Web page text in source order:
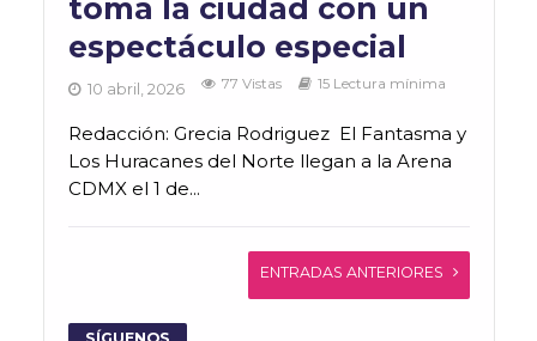
toma la ciudad con un
espectáculo especial
10 abril, 2026 77 Vistas 15 Lectura mínima
Redacción: Grecia Rodriguez El Fantasma y
Los Huracanes del Norte llegan a la Arena
CDMX el 1 de...
ENTRADAS ANTERIORES